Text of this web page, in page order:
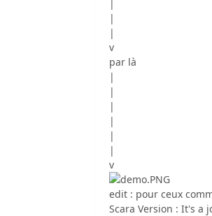
|
|
|
v
par là
|
|
|
|
|
|
v
edit : pour ceux
Scara Version : It's a